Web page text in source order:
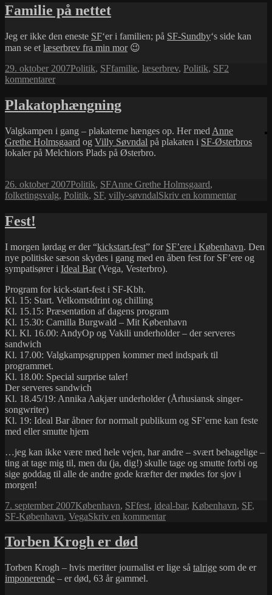
logo-
sammenfald
Familie på nettet
Jeg er ikke den eneste SF‘er i familien; på SF-Sundby‘s side kan
man se et læserbrev fra min mor😉
Udgivet
i
29. oktober 2007Kategorier
Politik, SFTags
familie, læserbrev, Politik, SF2
kommentarertil
på
nettet
Plakatophængning
Valgkampen i gang – plakaterne hænges op. Her med Anne
Grethe Holmsgaard og Villy Søvndal på plakaten i SF-Østerbros
lokaler på Melchiors Plads på Østerbro.
Udgivet
i
26. oktober 2007Kategorier
Politik, SFTags
Anne Grethe Holmsgaard,
folketingsvalg, Politik, SF, villy-søvndalSkriv en kommentartil
Fest!
I morgen lørdag er der “kickstart-fest” for SF’ere i København. Den
nye politiske sæson skydes i gang med en åben fest for SF’ere og
sympatisører i Ideal Bar(Vega, Vesterbro).
Program for kick-start-fest i SF-Kbh.
Kl. 15: Start. Velkomstdrint og chilling
Kl. 15.15: Præsentation af dagens program
Kl. 15.30: Camilla Burgwald – Mit København
Kl. Kl. 16.00: AndyOp og Vakili underholder – der serveres
sandwich
Kl. 17.00: Valgkampsgruppen kommer med indspark til
programmet.
Kl. 18.00: Special surprise taler!
Der serveres sandwich
Kl. 18.45/19: Annika Aakjær underholder (Århusiansk singer-
songwriter)
Kl. 19: Ideal Bar åbner for normalt publikum og SF’erne kan feste
med eller smutte hjem
…jeg kan ikke være med hele vejen, har andre – svært behagelige –
ting at tage mig til, men du (ja, dig!) skulle tage og smutte forbi og
sige goddag til alle de andre gode kræfter der mødes for sjov i
morgen!
Udgivet
i
7. september 2007Kategorier
København, SFTags
fest, ideal-bar, København, SF,
SF-København, VegaSkriv en kommentartil
Torben Krogh er død
Torben Krogh – hvis meritter journalist er lige så talrige som de er
imponerende – er død, 63 år gammel.